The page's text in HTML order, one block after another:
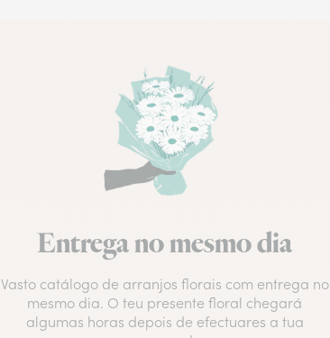
Entrega no mesmo dia
Vasto catálogo de arranjos florais com entrega no
mesmo dia. O teu presente floral chegará
algumas horas depois de efectuares a tua